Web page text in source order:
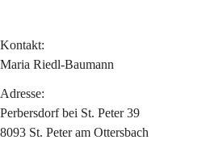
Kontakt:
Maria Riedl-Baumann
Adresse:
Perbersdorf bei St. Peter 39
8093 St. Peter am Ottersbach